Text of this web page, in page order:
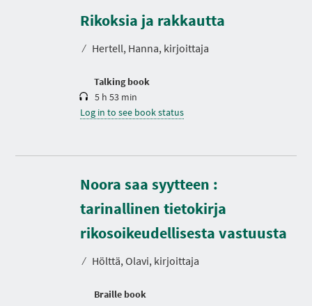
Rikoksia ja rakkautta
⁄ Hertell, Hanna, kirjoittaja
Talking book
r
a
i
5 h 53 min
Log in to see book status
Noora saa syytteen :
tarinallinen tietokirja
rikosoikeudellisesta vastuusta
⁄ Hölttä, Olavi, kirjoittaja
Braille book